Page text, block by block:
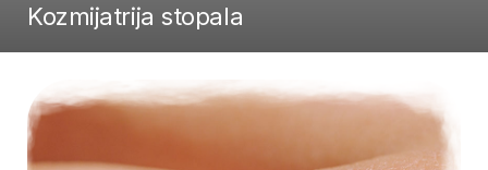
Kozmijatrija stopala